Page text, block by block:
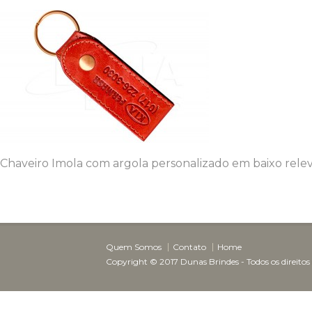
Chaveiro Imola com argola personalizado em baixo
Quem Somos Contato
Home
Copyright © 2017 Dunas Brindes - Todos os direitos